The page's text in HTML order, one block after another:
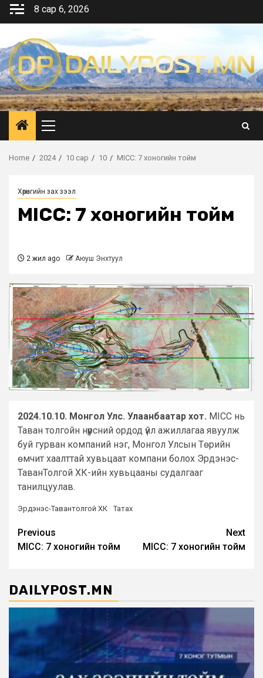
Skip
8 сар 6, 2026
Primary
Menu
Home 2024 10 сар 10 MICC: 7 хоногийн тойм
Хөрөнгийн зах зээл
MICC: 7 хоногийн тойм
2 жил ago Аюуш Энхтуул
2024.10.10. Монгол Улс. Улаанбаатар хот. MICC нь
Таван толгойн нүүрсний ордод үйл ажиллагаа явуулж
буй гурван компаний нэг, Монгол Улсын Төрийн
өмчит хаалттай хувьцаат компани болох Эрдэнэс-
ТаванТолгой ХК-ийн хувьцааны судалгааг
танилцуулав.
Эрдэнэс-Тавантолгой ХК Татах
Post
navigation
Previous
MICC: 7 хоногийн тойм
Next
MICC: 7 хоногийн тойм
DAILYPOST.MN